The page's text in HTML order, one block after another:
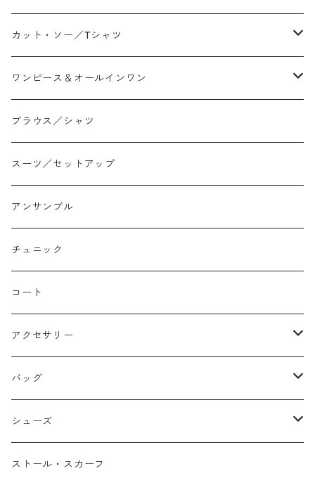
ワイド
スリム/スキニー
ジョガー
イージーパンツ/履き込み
コクーン/バレル/カーブ
ストレート
ストレート/タイト
フレア
アシンメトリー/切り替え
プリント柄
チェック
リバーシブル
バルーン
カット・ソー／Tシャツ
Tシャツ
ロンtee
ノースリーブ
ワンピース＆オールインワン
ワンピース
ジャンスカ
サロペット オールインワン
ブラウス／シャツ
スーツ／セットアップ
アンサンブル
チュニック
コート
アクセサリー
ネックレス
バングル
ピアス/イヤリング
バッグ
本革
布帛
シューズ
サンダル/ミュール
ストール・スカーフ